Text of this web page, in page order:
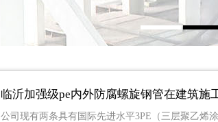
临沂加强级pe内外防腐螺旋钢管在建筑施
公司现有两条具有国际先进水平3PE（三层聚乙烯